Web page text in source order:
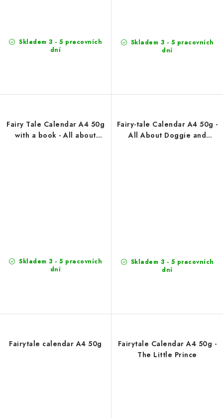
Skladem 3 - 5 pracovních
dní
Skladem 3 - 5 pracovních
dní
Fairy Tale Calendar A4 50g
with a book - All about
Skladem 3 - 5 pracovních
dní
Fairy-tale Calendar A4 50g -
All About Doggie and
Skladem 3 - 5 pracovních
dní
Fairytale calendar A4 50g
Fairytale Calendar A4 50g -
The Little Prince